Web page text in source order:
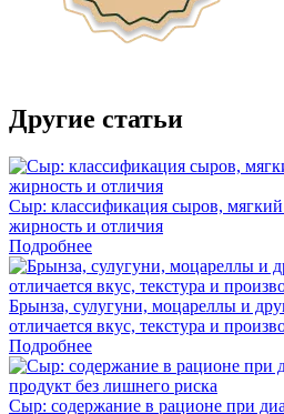
Другие статьи
Сыр: классификация сыров,
жирность и отличия
Подробнее
Брынза, сулугуни, моцареллы и
отличается вкус, текстура и
Подробнее
Сыр: содержание в рационе при